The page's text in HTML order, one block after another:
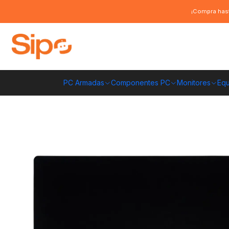
PC Armadas Componentes PC Monitores
¡Compra
Mousepad Fantech